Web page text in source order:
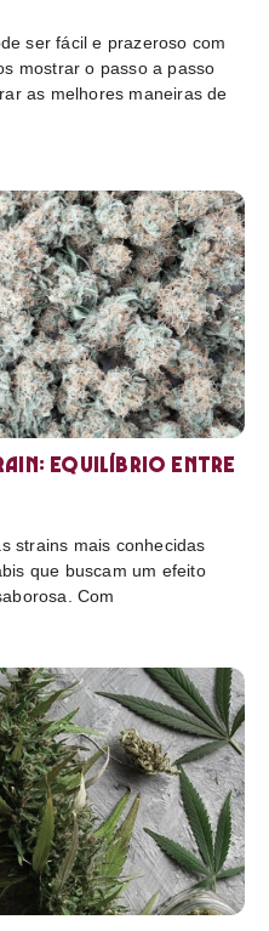
ser fácil e prazeroso com
mostrar o passo a passo
as melhores maneiras de
equilíbrio entre
strains mais conhecidas
que buscam um efeito
Com